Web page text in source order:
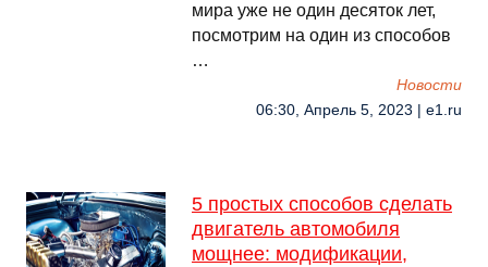
мира уже не один десяток лет,
посмотрим на один из способов
…
Новости
06:30, Апрель 5, 2023 | e1.ru
5 простых способов сделать
двигатель автомобиля
мощнее: модификации,